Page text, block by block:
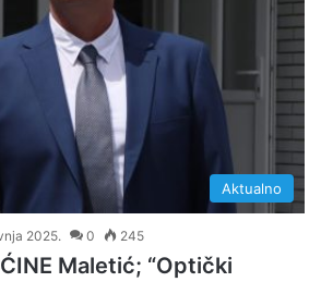
Aktualno
2025. 0 245
Maletić; “Optički